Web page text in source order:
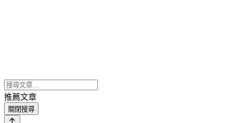
推薦文章
關閉搜尋